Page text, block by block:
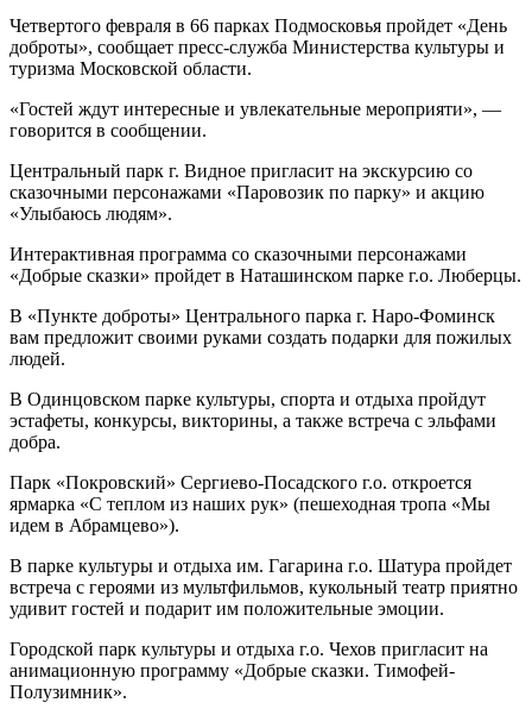
Четвертого февраля в 66 парках Подмосковья пройдет «День
доброты», сообщает пресс-служба Министерства культуры и
туризма Московской области.
«Гостей ждут интересные и увлекательные мероприяти», —
говорится в сообщении.
Центральный парк г. Видное пригласит на экскурсию со
сказочными персонажами «Паровозик по парку» и акцию
«Улыбаюсь людям».
Интерактивная программа со сказочными персонажами
«Добрые сказки» пройдет в Наташинском парке г.о. Люберцы.
В «Пункте доброты» Центрального парка г. Наро-Фоминск
вам предложит своими руками создать подарки для пожилых
людей.
В Одинцовском парке культуры, спорта и отдыха пройдут
эстафеты, конкурсы, викторины, а также встреча с эльфами
добра.
Парк «Покровский» Сергиево-Посадского г.о. откроется
ярмарка «С теплом из наших рук» (пешеходная тропа «Мы
идем в Абрамцево»).
В парке культуры и отдыха им. Гагарина г.о. Шатура пройдет
встреча с героями из мультфильмов, кукольный театр приятно
удивит гостей и подарит им положительные эмоции.
Городской парк культуры и отдыха г.о. Чехов пригласит на
анимационную программу «Добрые сказки. Тимофей-
Полузимник».